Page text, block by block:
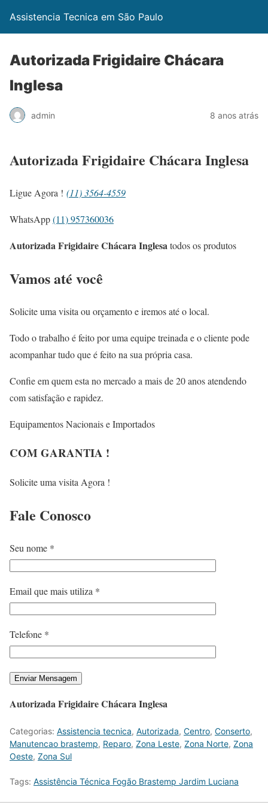
Assistencia Tecnica em São Paulo
Autorizada Frigidaire Chácara
Inglesa
admin 8 anos atrás
Autorizada Frigidaire Chácara Inglesa
Ligue Agora ! (11) 3564-4559
WhatsApp(11) 957360036
Autorizada Frigidaire Chácara Inglesatodos os produtos
Vamos até você
Solicite uma visita ou orçamento e iremos até o local.
Todo o trabalho é feito por uma equipe treinada e o cliente pode
acompanhar tudo que é feito na sua própria casa.
Confie em quem esta no mercado a mais de 20 anos atendendo
com satisfação e rapidez.
Equipamentos Nacionais e Importados
COM GARANTIA !
Solicite uma visita Agora !
Fale Conosco
Seu nome *
Email que mais utiliza *
Telefone *
Autorizada Frigidaire Chácara Inglesa
Categorias: Assistencia tecnica, Autorizada, Centro, Conserto,
Manutencao brastemp, Reparo, Zona Leste, Zona Norte, Zona
Oeste, Zona Sul
Tags: Assistência Técnica Fogão Brastemp Jardim Luciana